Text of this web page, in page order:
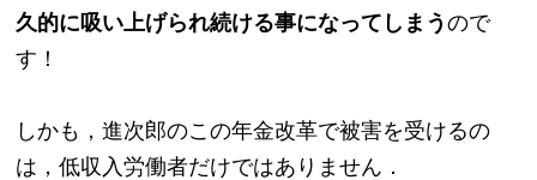
久的に吸い上げられ続ける事になってしまうので
す！
しかも，進次郎のこの年金改革で被害を受けるの
は，低収入労働者だけではありません．